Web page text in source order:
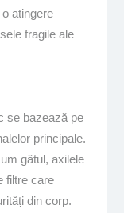
atingere
fragile ale
se bazează pe
principale.
gâtul, axilele
filtre care
din corp.